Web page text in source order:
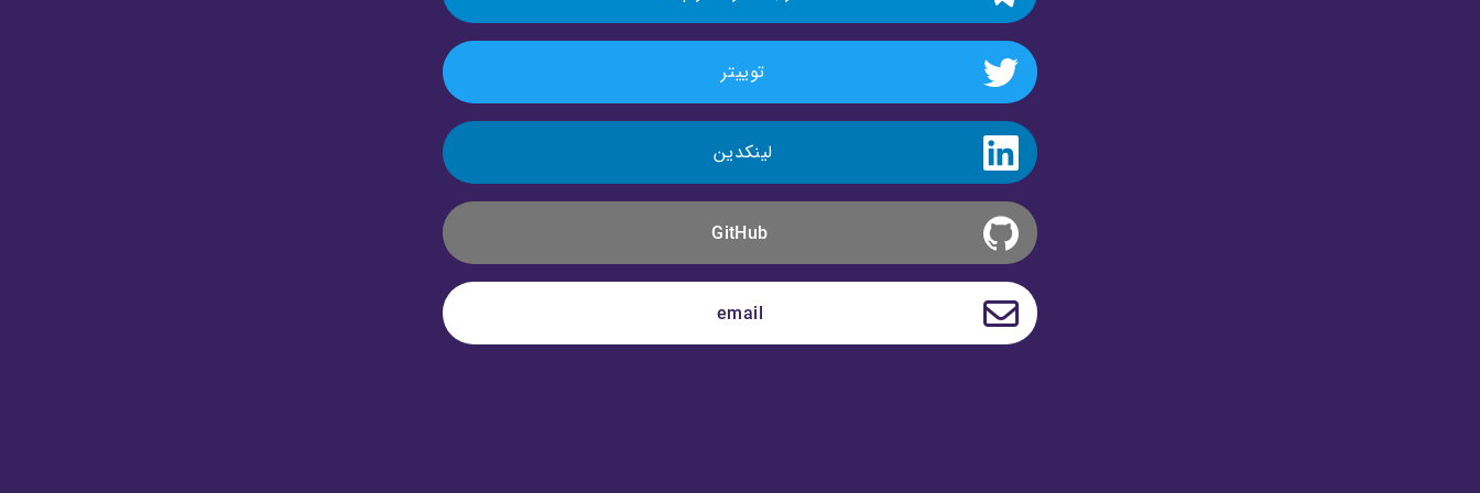
توییتر
لینکدین
GitHub
email